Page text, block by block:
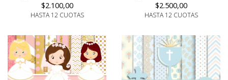
$2.100,00
HASTA 12 CUOTAS
$2.500,00
HASTA 12 CUOTAS